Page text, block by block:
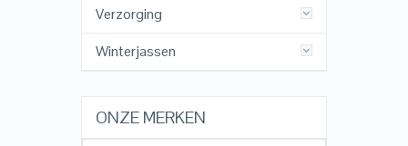
Verzorging
Winterjassen
ONZE MERKEN